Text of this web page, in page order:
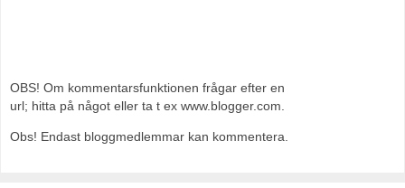
OBS! Om kommentarsfunktionen frågar efter en
url; hitta på något eller ta t ex www.blogger.com.
Obs! Endast bloggmedlemmar kan kommentera.